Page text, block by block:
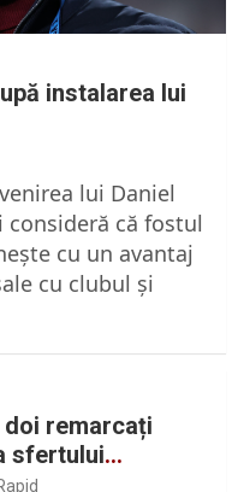
instalarea lui
lui Daniel
consideră că fostul
cu un avantaj
cu clubul şi
remarcați
sfertului
în teren” |